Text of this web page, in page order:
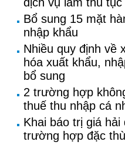
Bổ sung 15 mặt
nhập khẩu
Nhiều quy định về
hóa xuất khẩu,
bổ sung
2 trường hợp
thuế thu nhập cá
Khai báo trị giá
trường hợp đặc thù